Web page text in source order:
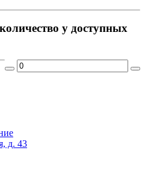
у доступных
д. 43